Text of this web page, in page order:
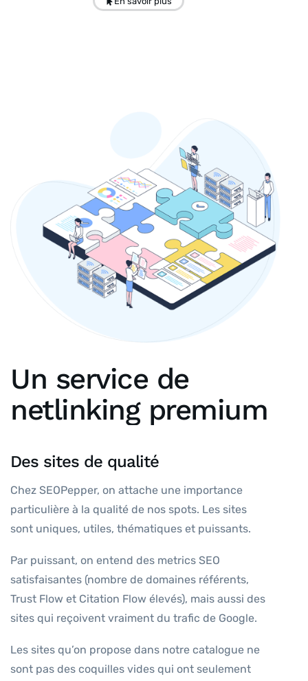
Un service de
netlinking premium
Des sites de qualité
Chez SEOPepper, on attache une importance
particulière à la qualité de nos spots. Les sites
sont uniques, utiles, thématiques et puissants.
Par puissant, on entend des metrics SEO
satisfaisantes (nombre de domaines référents,
Trust Flow et Citation Flow élevés), mais aussi des
sites qui reçoivent vraiment du trafic de Google.
Les sites qu’on propose dans notre catalogue ne
sont pas des coquilles vides qui ont seulement